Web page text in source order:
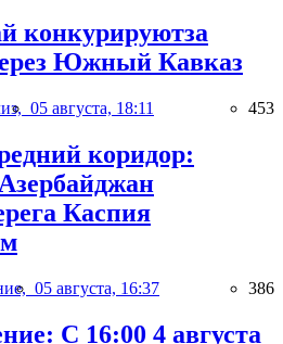
конкурируютза
Южный Кавказ
05 августа, 18:11 453
коридор:
Каспия
05 августа, 16:37 386
С 16:00 4 августа